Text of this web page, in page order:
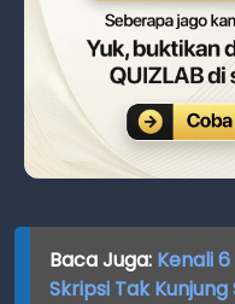
Baca Juga:Kenali
Skripsi Tak Kunjung